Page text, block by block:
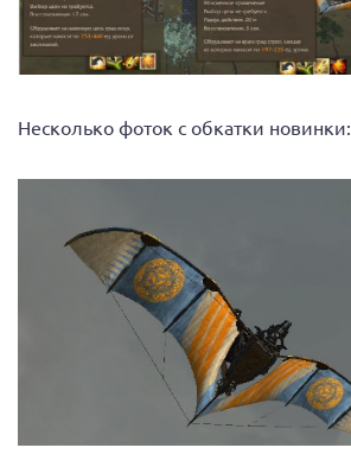
Несколько фоток с обкатки новинки: